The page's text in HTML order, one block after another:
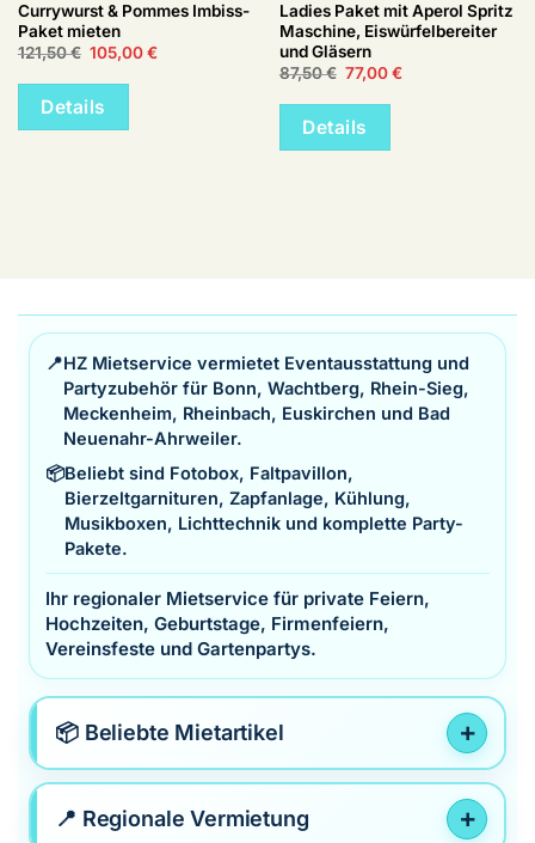
Currywurst & Pommes Imbiss-
Paket mieten
121,50€ Ursprünglicher
Preis
war:
121,50 €
105,00€Aktueller
Details
Ladies Paket mit Aperol Spritz
Maschine, Eiswürfelbereiter
und Gläsern
87,50€ Ursprünglicher
Preis
war:
87,50 €
77,00€Aktueller
Details
📍HZ Mietservice vermietet Eventausstattung und
Partyzubehör für Bonn, Wachtberg, Rhein-Sieg,
Meckenheim, Rheinbach, Euskirchen und Bad
Neuenahr-Ahrweiler.
📦Beliebt sind Fotobox, Faltpavillon,
Bierzeltgarnituren, Zapfanlage, Kühlung,
Musikboxen, Lichttechnik und komplette Party-
Pakete.
Ihr regionaler Mietservice für private Feiern,
Hochzeiten, Geburtstage, Firmenfeiern,
Vereinsfeste und Gartenpartys.
📦 Beliebte Mietartikel
📍 Regionale Vermietung